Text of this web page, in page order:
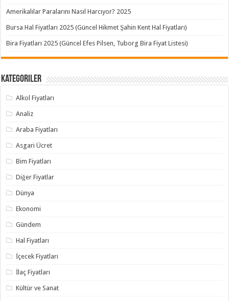
Amerikalılar Paralarını Nasıl Harcıyor? 2025
Bursa Hal Fiyatları 2025 (Güncel Hikmet Şahin Kent Hal Fiyatları)
Bira Fiyatları 2025 (Güncel Efes Pilsen, Tuborg Bira Fiyat Listesi)
Kategoriler
Alkol Fiyatları
Analiz
Araba Fiyatları
Asgari Ücret
Bim Fiyatları
Diğer Fiyatlar
Dünya
Ekonomi
Gündem
Hal Fiyatları
İçecek Fiyatları
İlaç Fiyatları
Kültür ve Sanat